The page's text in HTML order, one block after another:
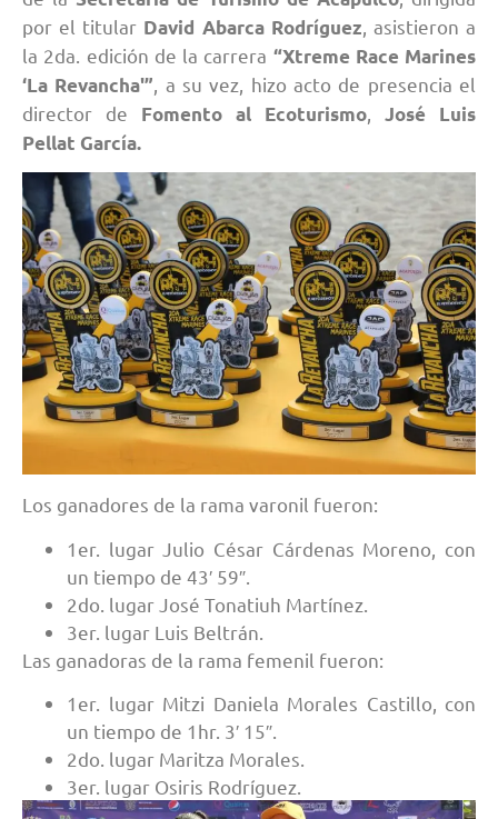
por el titular David Abarca Rodríguez , asistieron a
la 2da. edición de la carrera “Xtreme Race Marines
‘La Revancha'” , a su vez, hizo acto de presencia el
director de Fomento al Ecoturismo
José Luis
Pellat García.
Los ganadores de la rama varonil fueron:
1er. lugar Julio César Cárdenas Moreno, con
un tiempo de 43′ 59″.
2do. lugar José Tonatiuh Martínez.
3er. lugar Luis Beltrán.
Las ganadoras de la rama femenil fueron:
1er. lugar Mitzi Daniela Morales Castillo, con
un tiempo de 1hr. 3′ 15″.
2do. lugar Maritza Morales.
3er. lugar Osiris Rodríguez.